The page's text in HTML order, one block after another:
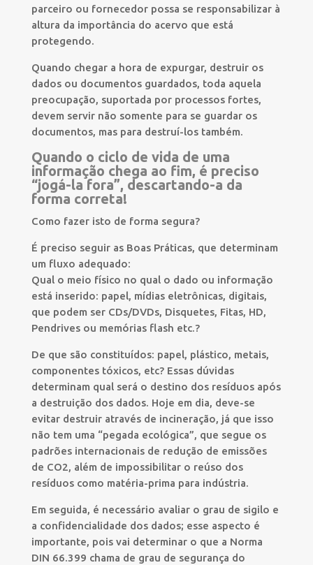
parceiro ou fornecedor possa se responsabilizar à
altura da importância do acervo que está
protegendo.
Quando chegar a hora de expurgar, destruir os
dados ou documentos guardados, toda aquela
preocupação, suportada por processos fortes,
devem servir não somente para se guardar os
documentos, mas para destruí-los também.
Quando o ciclo de vida de uma
informação chega ao fim, é preciso
“jogá-la fora”, descartando-a da
forma correta!
Como fazer isto de forma segura?
É preciso seguir as Boas Práticas, que determinam
um fluxo adequado:
Qual o meio físico no qual o dado ou informação
está inserido: papel, mídias eletrônicas, digitais,
que podem ser CDs/DVDs, Disquetes, Fitas, HD,
Pendrives ou memórias flash etc.?
De que são constituídos: papel, plástico, metais,
componentes tóxicos, etc? Essas dúvidas
determinam qual será o destino dos resíduos após
a destruição dos dados. Hoje em dia, deve-se
evitar destruir através de incineração, já que isso
não tem uma “pegada ecológica”, que segue os
padrões internacionais de redução de emissões
de CO2, além de impossibilitar o reúso dos
resíduos como matéria-prima para indústria.
Em seguida, é necessário avaliar o grau de sigilo e
a confidencialidade dos dados; esse aspecto é
importante, pois vai determinar o que a Norma
DIN 66.399 chama de grau de segurança do